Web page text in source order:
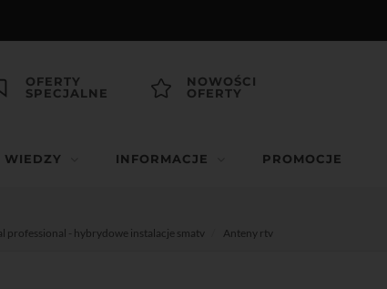
OFERTY
SPECJALNE
NOWOŚCI
OFERTY
WIEDZY INFORMACJE PROMOCJE
professional - hybrydowe instalacje smatv Anteny rtv